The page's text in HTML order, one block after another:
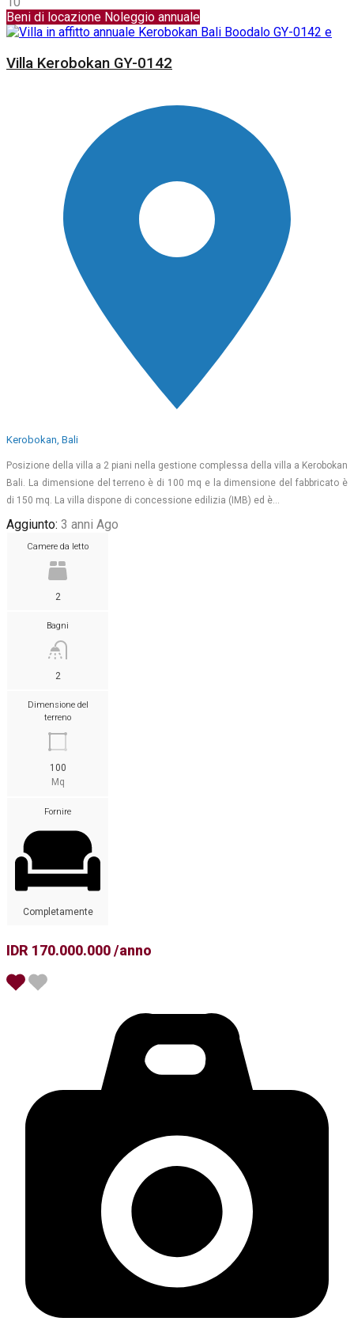
Beni di locazione Noleggio annuale
Villa Kerobokan GY-0142
Kerobokan, Bali
Posizione della villa a 2 piani nella gestione complessa della villa a Kerobokan
Bali. La dimensione del terreno è di 100 mq e la dimensione del fabbricato è
di 150 mq. La villa dispone di concessione edilizia (IMB) ed è…
Aggiunto: 3 anni Ago
Camere da letto
2
Bagni
2
Dimensione del
terreno
100
Mq
Fornire
Completamente
IDR 170.000.000 /anno